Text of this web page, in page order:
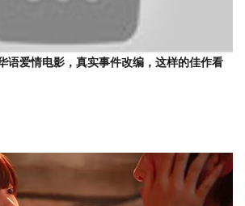
语爱情电影，真实事件改编，这样的佳作看